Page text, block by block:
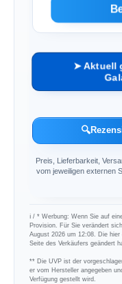
➤ Aktuell
🔍
Preis, Lieferbarkeit,
vom jeweiligen externen
ℹ︎ / * Werbung: Wenn Sie auf
Provision. Für Sie verändert
August 2026 um 12:08. Die
Seite des Verkäufers geändert
** Die UVP ist der
er vom Hersteller angegeben
Verfügung gestellt wird.